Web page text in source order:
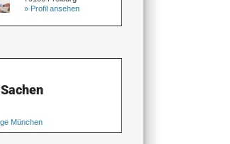
» Profil ansehen
München